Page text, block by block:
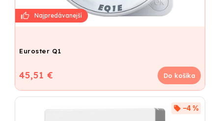
Euroster Q1
45,51 € Do košíka
–4 %